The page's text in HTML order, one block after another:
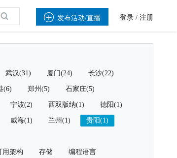
 发布活动/直播 登录 / 注册
武汉(31) 厦门(24) 长沙(22)
(6) 郑州(5) 石家庄(5)
宁波(2) 西双版纳(1) 德阳(1)
威海(1) 兰州(1) 贵阳(1)
用架构 存储 编程语言